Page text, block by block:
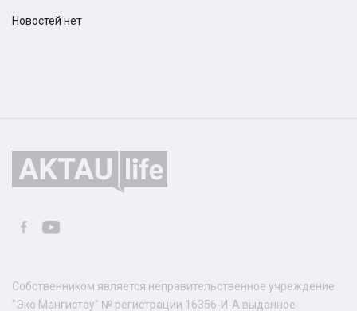
Новостей нет
Собственником является неправительственное учреждение
"Эко Мангистау" № регистрации 16356-И-А выданное